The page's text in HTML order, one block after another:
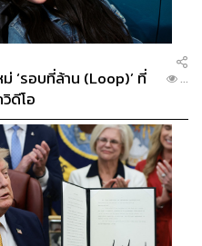
ม่ ‘รอบที่ล้าน (Loop)’ ที่
ดีโอ
...